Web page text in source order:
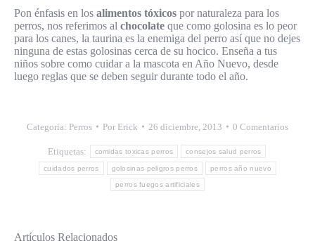
Pon énfasis en los alimentos tóxicos por naturaleza para los
perros, nos referimos al chocolate que como golosina es lo peor
para los canes, la taurina es la enemiga del perro así que no dejes
ninguna de estas golosinas cerca de su hocico. Enseña a tus
niños sobre como cuidar a la mascota en Año Nuevo, desde
luego reglas que se deben seguir durante todo el año.
Categoría: Perros Por Erick 26 diciembre, 2013 0 Comentarios
Etiquetas: comidas toxicas perros consejos salud perros
cuidados perros golosinas peligros perros perros año nuevo
perros fuegos artificiales
Artículos Relacionados